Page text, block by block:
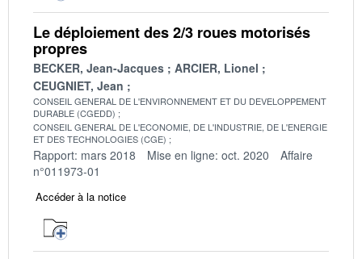
Le déploiement des 2/3 roues motorisés
propres
BECKER, Jean-Jacques
ARCIER, Lionel
CEUGNIET, Jean
CONSEIL GENERAL DE L'ENVIRONNEMENT ET DU DEVELOPPEMENT
DURABLE (CGEDD)
CONSEIL GENERAL DE L'ECONOMIE, DE L'INDUSTRIE, DE L'ENERGIE
ET DES TECHNOLOGIES (CGE)
Rapport: mars 2018 Mise en ligne: oct. 2020
Affaire
n°011973-01
Accéder à la notice